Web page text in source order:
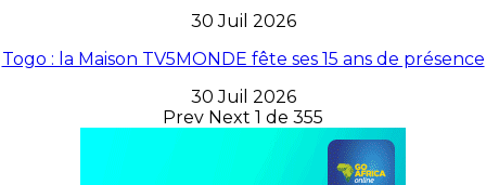
30 Juil 2026
Togo : la Maison TV5MONDE fête ses 15 ans de présence
30 Juil 2026
Prev Next 1 de 355